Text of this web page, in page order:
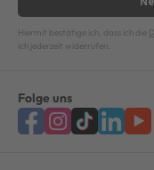
Hiermit bestätige ich, dass ich die
ich jederzeit widerrufen.
Folge uns